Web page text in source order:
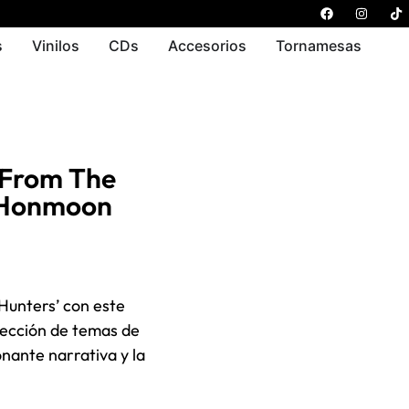
Vinilos CDs Accesorios Tornamesas
The
con este
de temas de
narrativa y la